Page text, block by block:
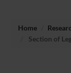
Home
Section of